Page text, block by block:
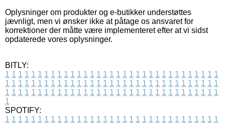
Oplysninger om produkter og e-butikker understøttes
jævnligt, men vi ønsker ikke at påtage os ansvaret for
korrektioner der måtte være implementeret efter at vi sidst
opdaterede vores oplysninger.
BITLY:
1 1 1 1 1 1 1 1 1 1 1 1 1 1 1 1 1 1 1 1 1 1 1 1 1 1 1 1 1 1 1 1 1
1 1 1 1 1 1 1 1 1 1 1 1 1 1 1 1 1 1 1 1 1 1 1 1 1 1 1 1 1 1 1 1 1
1 1 1 1 1 1 1 1 1 1 1 1 1 1 1 1 1 1 1 1 1 1 1 1 1 1 1 1 1 1 1 1 1
1
SPOTIFY:
1 1 1 1 1 1 1 1 1 1 1 1 1 1 1 1 1 1 1 1 1 1 1 1 1 1 1 1 1 1 1 1 1